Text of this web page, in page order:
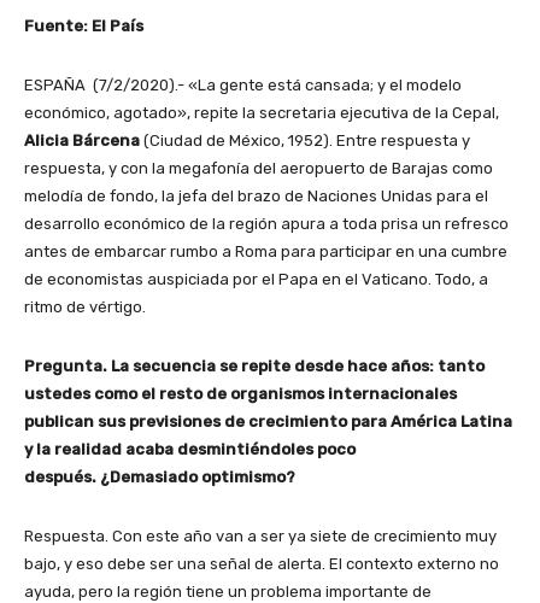
Fuente: El País
ESPAÑA (7/2/2020).- «La gente está cansada; y el modelo
económico, agotado», repite la secretaria ejecutiva de la Cepal,
Alicia Bárcena (Ciudad de México, 1952). Entre respuesta y
respuesta, y con la megafonía del aeropuerto de Barajas como
melodía de fondo, la jefa del brazo de Naciones Unidas para el
desarrollo económico de la región apura a toda prisa un refresco
antes de embarcar rumbo a Roma para participar en una cumbre
de economistas auspiciada por el Papa en el Vaticano. Todo, a
ritmo de vértigo.
Pregunta. La secuencia se repite desde hace años: tanto
ustedes como el resto de organismos internacionales
publican sus previsiones de crecimiento para América Latina
y la realidad acaba desmintiéndoles poco
después. ¿Demasiado optimismo?
Respuesta. Con este año van a ser ya siete de crecimiento muy
bajo, y eso debe ser una señal de alerta. El contexto externo no
ayuda, pero la región tiene un problema importante de